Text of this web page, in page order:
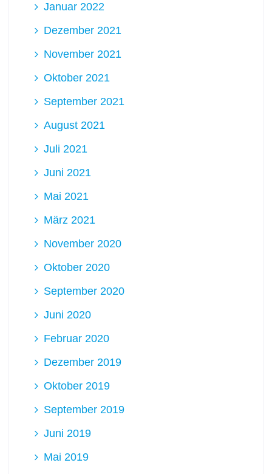
Januar 2022
Dezember 2021
November 2021
Oktober 2021
September 2021
August 2021
Juli 2021
Juni 2021
Mai 2021
März 2021
November 2020
Oktober 2020
September 2020
Juni 2020
Februar 2020
Dezember 2019
Oktober 2019
September 2019
Juni 2019
Mai 2019